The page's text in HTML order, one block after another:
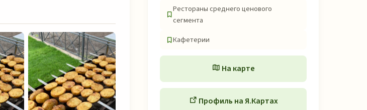
Рестораны среднего ценового
сегмента
Кафетерии
На карте
Профиль на Я.Картах